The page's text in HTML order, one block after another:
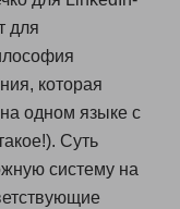
для
которая
на одном языке с
Суть
систему на